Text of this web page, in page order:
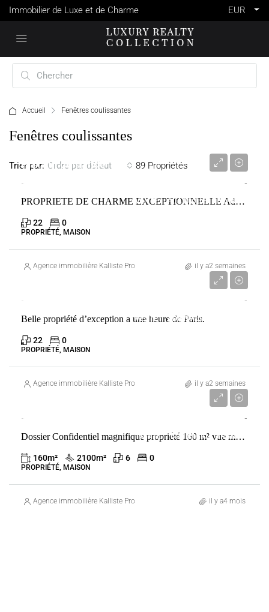
Immobilier de Luxe et de Charme EUR
Accueil Fenêtres coulissantes
Fenêtres coulissantes
89 Propriétés
Trier par: Ordre par défaut
VENTE ADAINVILLE FRANCE
Prix sur demande
PROPRIETE DE CHARME EXCEPTIONNELLE Adainville
22 0
PROPRIÉTÉ, MAISON
Agence immobilière Kalliste Properties il y a2 semaines
VENTE ADAINVILLE
Belle propriété d’exception a une heure de Paris.
22 0
PROPRIÉTÉ, MAISON
Agence immobilière Kalliste Properties il y a2 semaines
VENTE BONIFACIO FRANCEDossier Confidentiel magnifique propriété 160 m² vue mer proche golf de spérone bonifacio 20169
160m² 2100m² 6 0
PROPRIÉTÉ, MAISON
Agence immobilière Kalliste Properties il y a4 mois